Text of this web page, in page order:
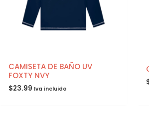
CAMISETA DE BAÑO UV
FOXTY NVY
$23.99 Iva incluido